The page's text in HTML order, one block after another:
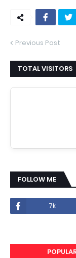
Previous Post
TOTAL VISITORS
FOLLOW ME
7k